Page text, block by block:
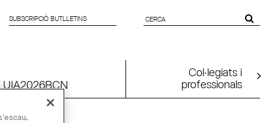
SUBSCRIPCIÓ BUTLLETINS
DE CERCA
UIA2026BCN
Col·legiats i
professionals